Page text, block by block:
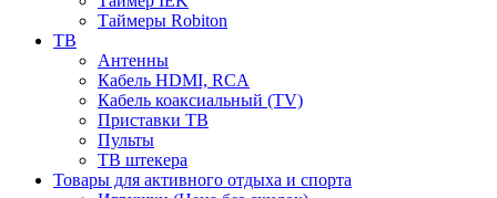
Таймеры Robiton
ТВ
Антенны
Кабель HDMI, RCA
Кабель коаксиальный (TV)
Приставки ТВ
Пульты
ТВ штекера
Товары для активного отдыха и спорта